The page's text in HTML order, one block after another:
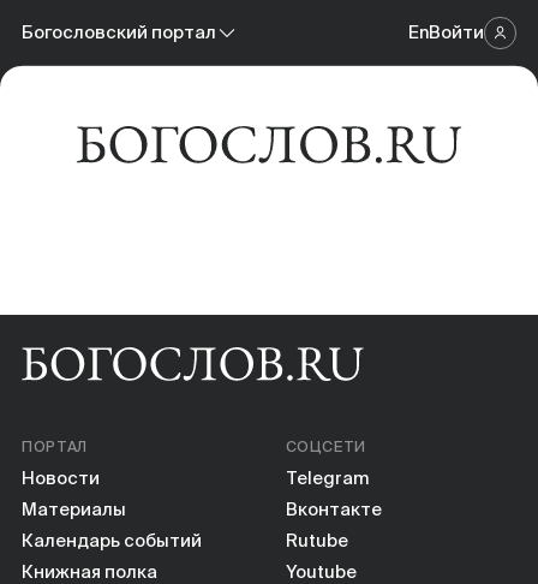
Богословский портал
Богословский портал
EnВойти
Новости
Научные инструменты
ПОРТАЛ
Новости
Материалы
Календарь событий
Книжная полка
СОЦСЕТИ
Telegram
Вконтакте
Rutube
Youtube